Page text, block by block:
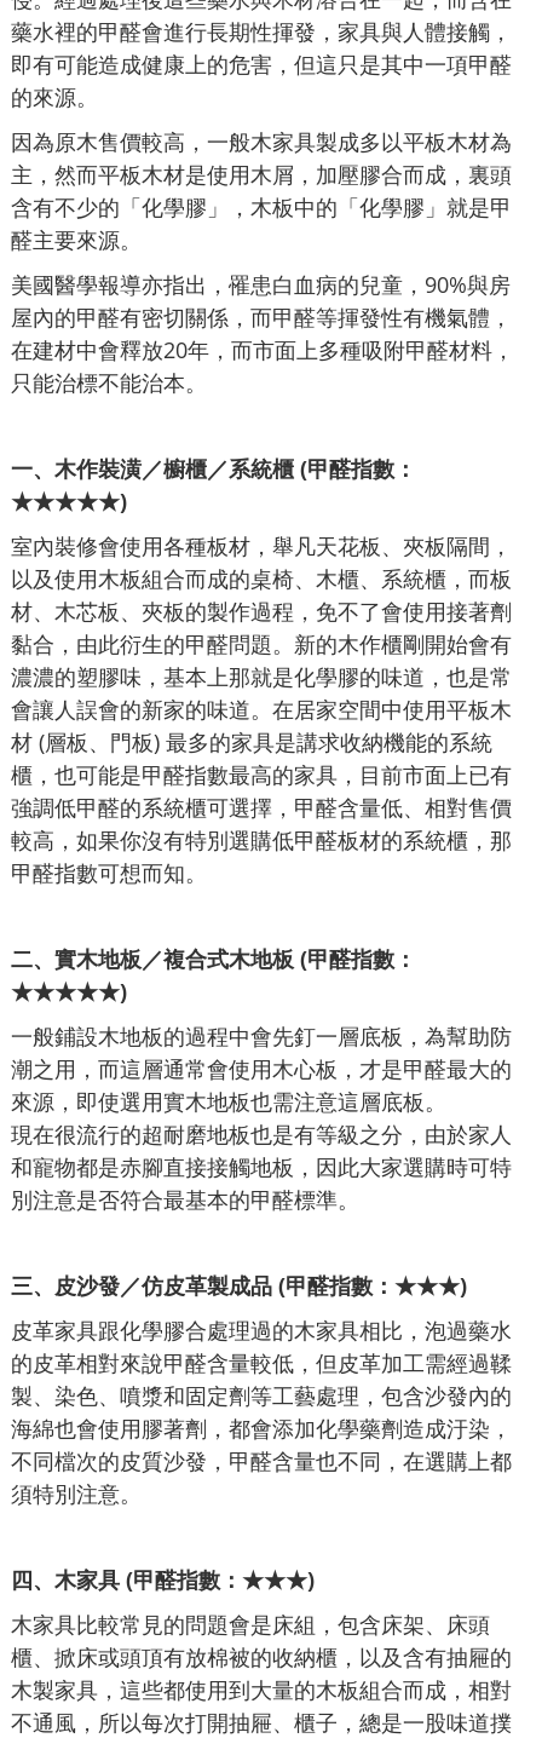
藥水裡的甲醛會進行長期性揮發，家具與人體接觸，
即有可能造成健康上的危害，但這只是其中一項甲醛
的來源。
因為原木售價較高，一般木家具製成多以平板木材為
主，然而平板木材是使用木屑，加壓膠合而成，裏頭
含有不少的「化學膠」，木板中的「化學膠」就是甲
醛主要來源。
美國醫學報導亦指出，罹患白血病的兒童，90%與房
屋內的甲醛有密切關係，而甲醛等揮發性有機氣體，
在建材中會釋放20年，而市面上多種吸附甲醛材料，
只能治標不能治本。
一、木作裝潢／櫥櫃／系統櫃 (甲醛指數：
★★★★★)
室內裝修會使用各種板材，舉凡天花板、夾板隔間，
以及使用木板組合而成的桌椅、木櫃、系統櫃，而板
材、木芯板、夾板的製作過程，免不了會使用接著劑
黏合，由此衍生的甲醛問題。新的木作櫃剛開始會有
濃濃的塑膠味，基本上那就是化學膠的味道，也是常
會讓人誤會的新家的味道。在居家空間中使用平板木
材 (層板、門板) 最多的家具是講求收納機能的系統
櫃，也可能是甲醛指數最高的家具，目前市面上已有
強調低甲醛的系統櫃可選擇，甲醛含量低、相對售價
較高，如果你沒有特別選購低甲醛板材的系統櫃，那
甲醛指數可想而知。
二、 實木地板／複合式木地板 (甲醛指數：
★★★★★)
一般鋪設木地板的過程中會先釘一層底板，為幫助防
潮之用，而這層通常會使用木心板，才是甲醛最大的
來源，即使選用實木地板也需注意這層底板。
現在很流行的超耐磨地板也是有等級之分，由於家人
和寵物都是赤腳直接接觸地板，因此大家選購時可特
別注意是否符合最基本的甲醛標準。
三、 皮沙發／仿皮革製成品 (甲醛指數：★★★)
皮革家具跟化學膠合處理過的木家具相比，泡過藥水
的皮革相對來說甲醛含量較低，但皮革加工需經過鞣
製、染色、噴漿和固定劑等工藝處理，包含沙發內的
海綿也會使用膠著劑，都會添加化學藥劑造成汙染，
不同檔次的皮質沙發，甲醛含量也不同，在選購上都
須特別注意。
四、 木家具 (甲醛指數：★★★)
木家具比較常見的問題會是床組，包含床架、床頭
櫃、掀床或頭頂有放棉被的收納櫃，以及含有抽屜的
木製家具，這些都使用到大量的木板組合而成，相對
不通風，所以每次打開抽屜、櫃子，總是一股味道撲